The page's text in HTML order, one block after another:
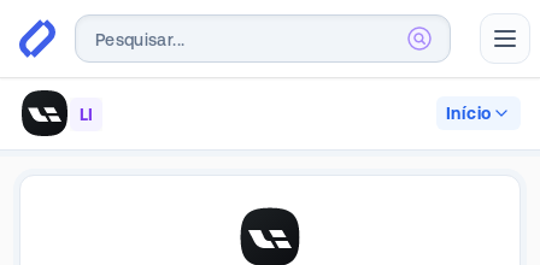
LI Início